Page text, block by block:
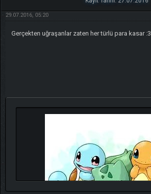
29.07.2016, 05:20
Gerçekten uğraşanlar zaten her türlü para kasar :3